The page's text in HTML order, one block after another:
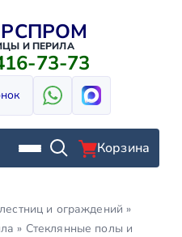
И ПЕРИЛА
73-73
Корзина
и ограждений »
» Стеклянные полы и